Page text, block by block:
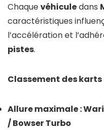
Chaquevéhiculedans
caractéristiques
l’accélération et
pistes.
Classement des
Allure maximale :
/ Bowser Turbo